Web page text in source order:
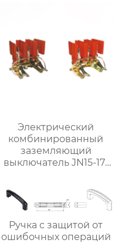
Электрический
комбинированный
заземляющий
выключатель JN15-17-
Ручка с защитой от
ошибочных операций